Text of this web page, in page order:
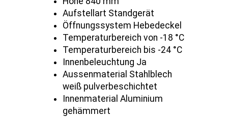
Aufstellart Standgerät
Öffnungssystem Hebedeckel
Temperaturbereich von -18 °C
Temperaturbereich bis -24 °C
Innenbeleuchtung Ja
Aussenmaterial Stahlblech
weiß pulverbeschichtet
Innenmaterial Aluminium
gehämmert